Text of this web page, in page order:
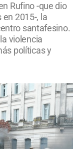
Rufino -que dio
2015-, la
santafesino.
violencia
políticas y